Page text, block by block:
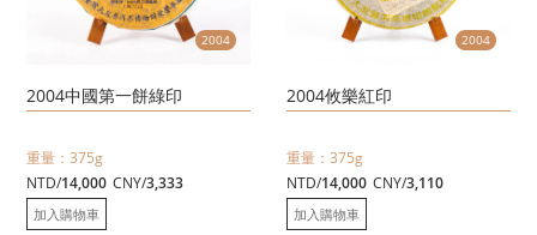
2004
2004中國第一餅綠印
重量：375g
NTD/14,000 CNY/3,333
加入購物車
2004
2004攸樂紅印
重量：375g
NTD/14,000 CNY/3,110
加入購物車